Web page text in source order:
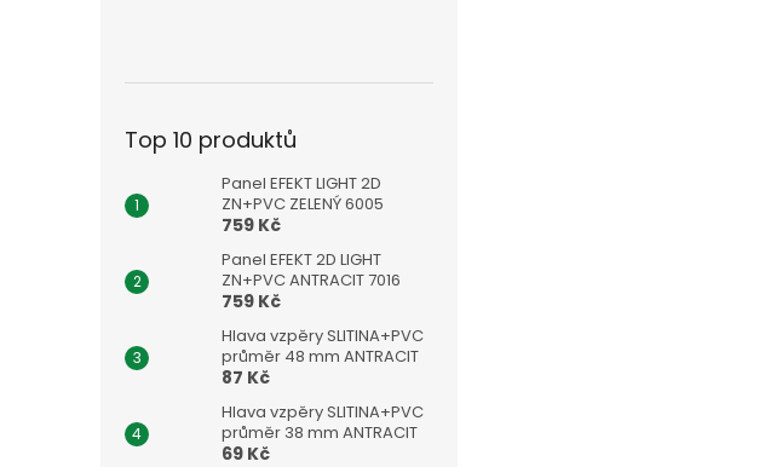
Top 10 produktů
Panel EFEKT LIGHT 2D
ZN+PVC ZELENÝ 6005
759 Kč
Panel EFEKT 2D LIGHT
ZN+PVC ANTRACIT 7016
759 Kč
Hlava vzpěry SLITINA+PVC
průměr 48 mm ANTRACIT
87 Kč
Hlava vzpěry SLITINA+PVC
průměr 38 mm ANTRACIT
69 Kč